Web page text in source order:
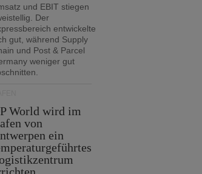
und EBIT stiegen
Der
entwickelte
gut, während Supply
und Post & Parcel
weniger gut
World wird im
von
ein